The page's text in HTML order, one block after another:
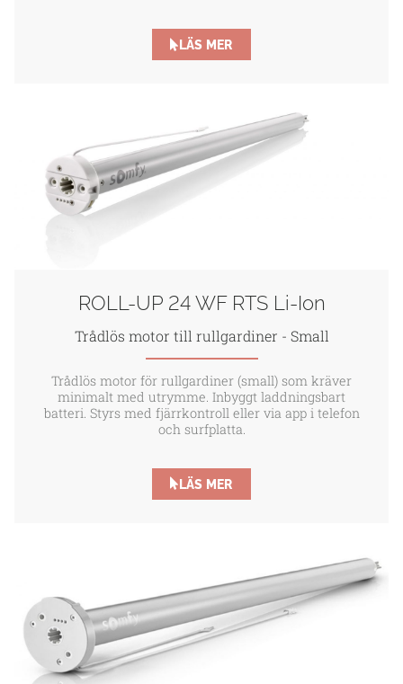
LÄS MER
ROLL-UP 24 WF RTS Li-Ion
Trådlös motor till rullgardiner - Small
Trådlös motor för rullgardiner (small) som kräver
minimalt med utrymme. Inbyggt laddningsbart
batteri. Styrs med fjärrkontroll eller via app i telefon
och surfplatta.
LÄS MER